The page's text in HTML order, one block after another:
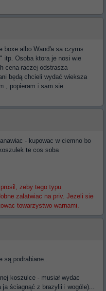
boxe albo Wand'a sa czyms
itp. Osoba ktora je nosi wie
cena raczej odstrasza
będą chcieli wydać wieksza
, popieram i sam sie
- kupowac w ciemno bo
te cos soba
zeby tego typu
zalatwiac na priv. Jezeli sie
towarzystwo warnami.
podrabiane..
koszulce - musiał wydac
ściagnąć z brazylii i wogóle)...